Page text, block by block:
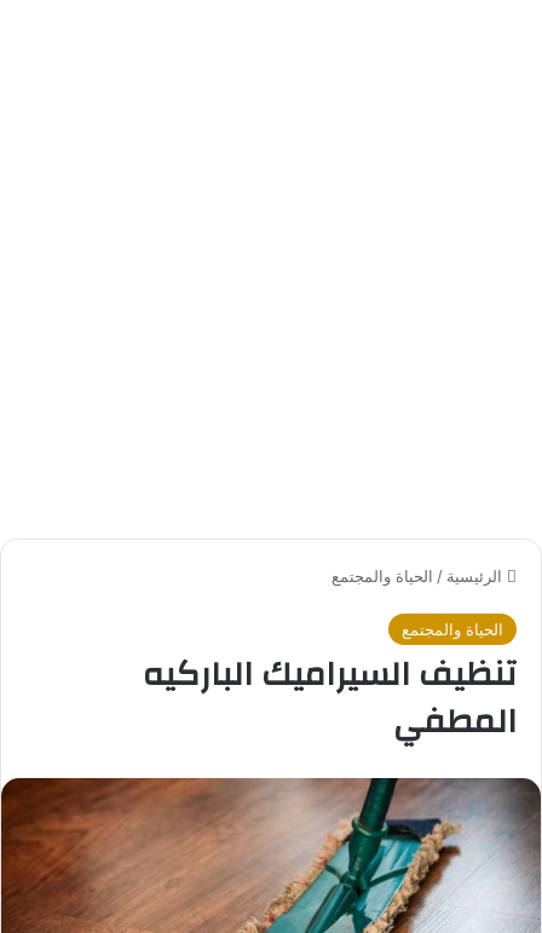
الرئيسية / الحياة والمجتمع
الحياة والمجتمع
تنظيف السيراميك الباركيه
المطفي